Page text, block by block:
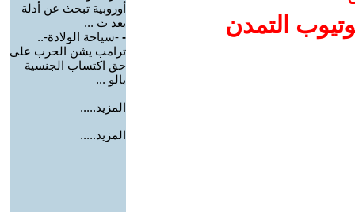
التمدن
أوروبية تبحث عن أدلة
بعد ث ...
- -سياحة الولادة-..
ترامب يشن الحرب على
حق اكتساب الجنسية
بالو ...
المزيد.....
المزيد.....